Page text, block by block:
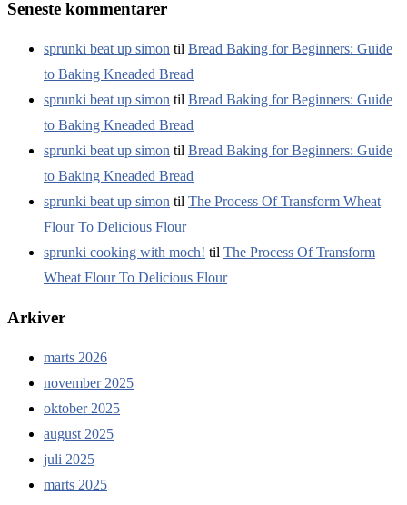
Seneste kommentarer
sprunki beat up simon til Bread Baking for Beginners: Guide
to Baking Kneaded Bread
sprunki beat up simon til Bread Baking for Beginners: Guide
to Baking Kneaded Bread
sprunki beat up simon til Bread Baking for Beginners: Guide
to Baking Kneaded Bread
sprunki beat up simon til The Process Of Transform Wheat
Flour To Delicious Flour
sprunki cooking with moch! til The Process Of Transform
Wheat Flour To Delicious Flour
Arkiver
marts 2026
november 2025
oktober 2025
august 2025
juli 2025
marts 2025